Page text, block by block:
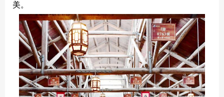
美。